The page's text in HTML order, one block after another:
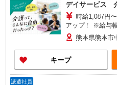
デイサービス
時給1,087円〜1,117円 ★土日
アップ！ ※給与
熊本県熊本市
キープ
派遣社員